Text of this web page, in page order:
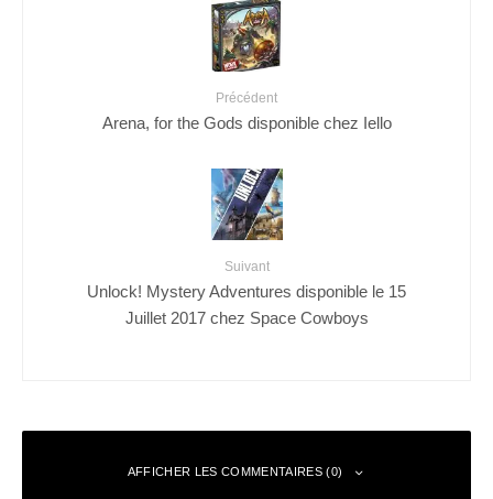
Précédent
Arena, for the Gods disponible chez Iello
Suivant
Unlock! Mystery Adventures disponible le 15
Juillet 2017 chez Space Cowboys
AFFICHER LES COMMENTAIRES (0)